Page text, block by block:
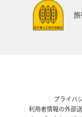
プライバ
利用者情報の外部